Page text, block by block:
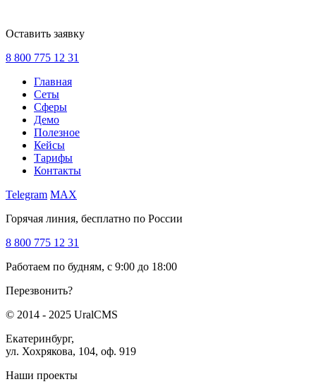
Оставить заявку
8 800 775 12 31
Главная
Сеты
Сферы
Демо
Полезное
Кейсы
Тарифы
Контакты
Telegram MAX
Горячая линия, бесплатно по России
8 800 775 12 31
Работаем по будням, с 9:00 до 18:00
Перезвонить?
© 2014 - 2025 UralCMS
Екатеринбург,
ул. Хохрякова, 104, оф. 919
Наши проекты